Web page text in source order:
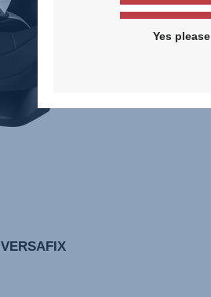
VERSAFIX
Yes please